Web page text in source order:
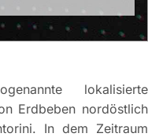
lokalisierte
Erdbeben nordöstlich
In dem Zeitraum